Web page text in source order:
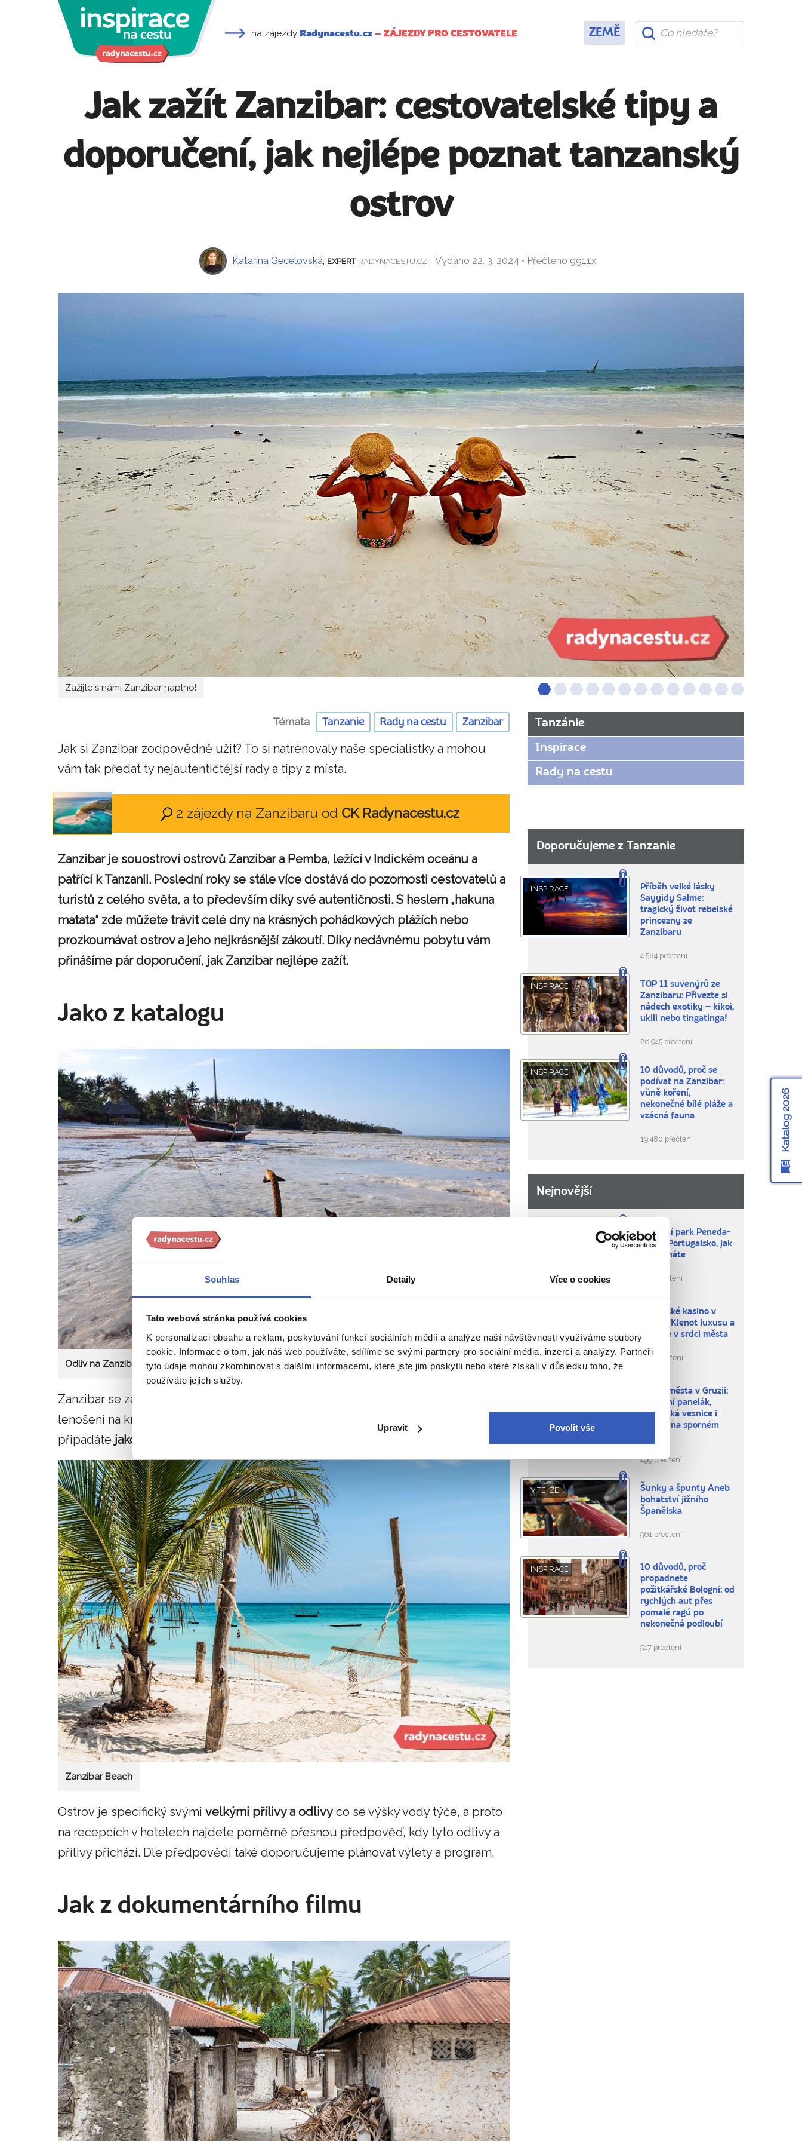
Souhlas Detaily Více o cookies
Tato webová stránka používá cookies
K personalizaci obsahu a reklam, poskytování funkcí sociálních médií a analýze naší návštěvnosti využíváme soubory
cookie. Informace o tom, jak náš web používáte, sdílíme se svými partnery pro sociální média, inzerci a analýzy. Partneři
tyto údaje mohou zkombinovat s dalšími informacemi, které jste jim poskytli nebo které získali v důsledku toho, že
používáte jejich služby.
Upravit Povolit vše
na zájezdy Radynacestu.cz – ZÁJEZDY PRO CESTOVATELE ZEMĚ
Jak zažít Zanzibar: cestovatelské tipy a
doporučení, jak nejlépe poznat tanzanský
ostrov
Katarína Gecelovská, EXPERT RADYNACESTU.CZ Vydáno 22. 3. 2024 • Přečteno 9911x
Zažijte s námi Zanzibar naplno!
Témata Tanzanie Rady na cestu Zanzibar
Jak si Zanzibar zodpovědně užít? To si natrénovaly naše specialistky a mohou
vám tak předat ty nejautentičtější rady a tipy z místa.
2 zájezdy na Zanzibaru od CK Radynacestu.cz
Zanzibar je souostroví ostrovů Zanzibar a Pemba, ležící v Indickém oceánu a
patřící k Tanzanii. Poslední roky se stále více dostává do pozornosti cestovatelů a
turistů z celého světa, a to především díky své autentičnosti. S heslem „hakuna
matata“ zde můžete trávit celé dny na krásných pohádkových plážích nebo
prozkoumávat ostrov a jeho nejkrásnější zákoutí. Díky nedávnému pobytu vám
přinášíme pár doporučení, jak Zanzibar nejlépe zažít.
Jako z katalogu
Odliv na Zanzibaru
Zanzibar se za poslední roky stal velmi oblíbenou dovolenkovou destinací. Při
lenošení na krásných bílých plážích a koupání v tyrkysových vodách si totiž
připadáte jako v reklamě na dokonalou dovolenou
Zanzibar Beach
Ostrov je specifický svými velkými přílivy a odlivyco se výšky vody týče, a proto
na recepcích v hotelech najdete poměrně přesnou předpověď, kdy tyto odlivy a
přílivy přichází. Dle předpovědi také doporučujeme plánovat výlety a program.
Jak z dokumentárního filmu
Tanzánie
Inspirace
Rady na cestu
Doporučujeme z Tanzanie
INSPIRACE
Příběh velké lásky
Sayyidy Salme:
tragický život rebelské
princezny ze
Zanzibaru
4.584 přečtení
INSPIRACE
TOP 11 suvenýrů ze
Zanzibaru: Přivezte si
nádech exotiky – kikoi,
ukili nebo tingatinga!
26.945 přečtení
INSPIRACE
10 důvodů, proč se
podívat na Zanzibar:
vůně koření,
nekonečné bílé pláže a
vzácná fauna
19.480 přečtení
Nejnovější
Národní park Peneda-
Gerês: Portugalsko, jak
ho neznáte
256 přečtení
Královské kasino v
Murcii: Klenot luxusu a
historie v srdci města
303 přečtení
Skalní města v Gruzii:
jeskynní panelák,
pohanská vesnice i
klášter na sporném
499 přečtení
VÍTE, ŽE...
Šunky a špunty Aneb
bohatství jižního
Španělska
561 přečtení
INSPIRACE
10 důvodů, proč
propadnete
požitkářské Bologni: od
rychlých aut přes
pomalé ragú po
nekonečná podloubí
517 přečtení
Katalog 2026